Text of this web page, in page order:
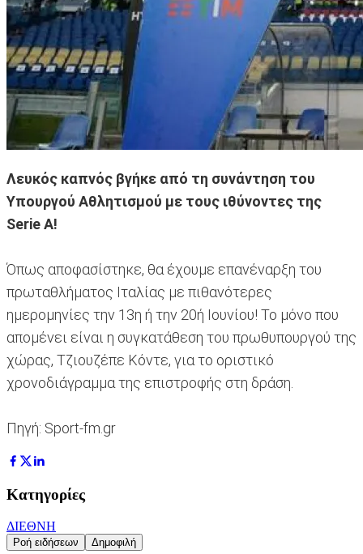
Λευκός καπνός βγήκε από τη συνάντηση του
Υπουργού Αθλητισμού με τους ιθύνοντες της
Serie A!
Όπως αποφασίστηκε, θα έχουμε επανέναρξη του
πρωταθλήματος Ιταλίας με πιθανότερες
ημερομηνίες την 13η ή την 20ή Ιουνίου! Το μόνο που
απομένει είναι η συγκατάθεση του πρωθυπουργού της
χώρας, Τζιουζέπε Κόντε, για το οριστικό
χρονοδιάγραμμα της επιστροφής στη δράση.
Πηγή: Sport-fm.gr
Κατηγορίες
ΔΙΕΘΝΗ
Ροή ειδήσεων Δημοφιλή